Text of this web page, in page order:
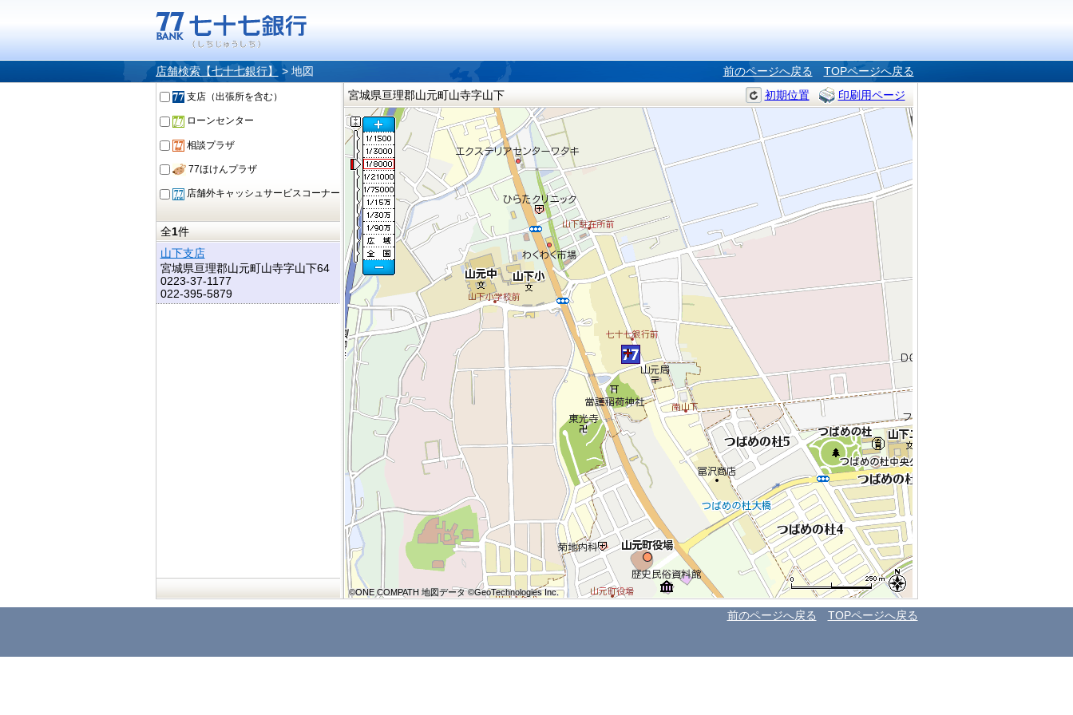
店舗検索【七十七銀行】 > 地図 前のページへ戻る TOPページへ戻る
支店（出張所を含む）
ローンセンター
相談プラザ
77ほけんプラザ
店舗外キャッシュサービスコーナー
全1件
山下支店
宮城県亘理郡山元町山寺字山下64
0223-37-1177
022-395-5879
宮城県亘理郡山元町山寺字山下 初期位置 印刷用ページ
©ONE COMPATH 地図データ ©GeoTechnologies Inc.
©ONE COMPATH 地図データ ©GeoTechnologies Inc.
©ONE COMPATH 地図データ ©GeoTechnologies Inc.
©ONE COMPATH 地図データ ©GeoTechnologies Inc.
©ONE COMPATH 地図データ ©GeoTechnologies Inc.
©ONE COMPATH 地図データ ©GeoTechnologies Inc.
©ONE COMPATH 地図データ ©GeoTechnologies Inc.
©ONE COMPATH 地図データ ©GeoTechnologies Inc.
©ONE COMPATH 地図データ ©GeoTechnologies Inc.
前のページへ戻る TOPページへ戻る